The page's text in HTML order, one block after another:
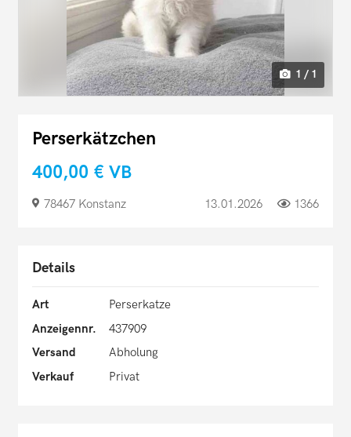
1 / 1
Perserkätzchen
400,00 € VB
78467 Konstanz 13.01.2026 1366
Details
Art
Perserkatze
Anzeigennr.
437909
Versand
Abholung
Verkauf
Privat